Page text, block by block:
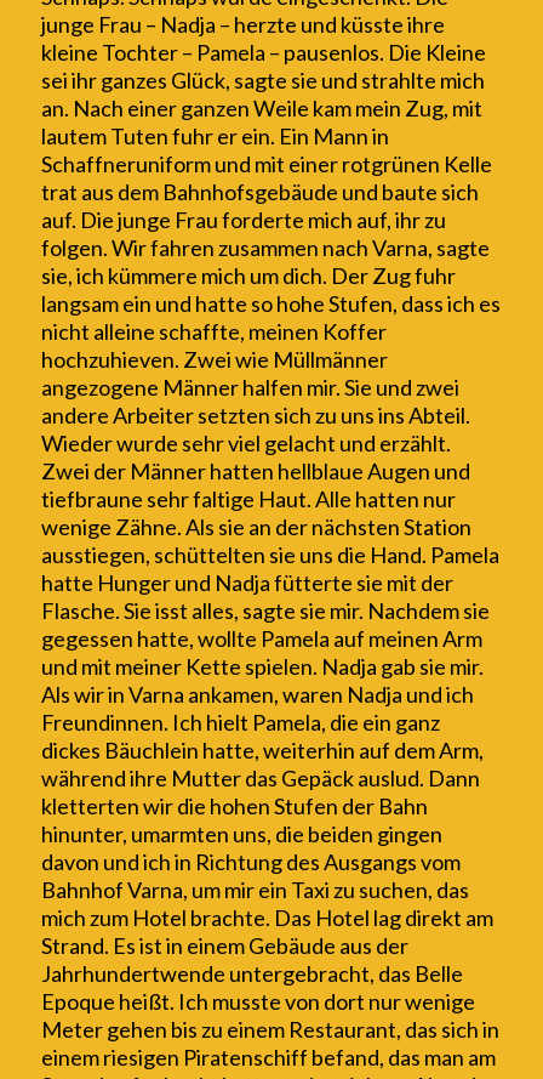
junge Frau – Nadja – herzte und küsste ihre
kleine Tochter – Pamela – pausenlos. Die Kleine
sei ihr ganzes Glück, sagte sie und strahlte mich
an. Nach einer ganzen Weile kam mein Zug, mit
lautem Tutenfuhr er ein. Ein Mann in
Schaffneruniform und mit einer rotgrünen Kelle
trat aus dem Bahnhofsgebäude und baute sich
auf. Die junge Frau forderte mich auf, ihr zu
folgen. Wir fahren zusammen nach Varna, sagte
sie, ich kümmere mich um dich. Der Zug fuhr
langsam ein und hatte so hohe Stufen, dass ich es
nicht alleine schaffte, meinen Koffer
hochzuhieven. Zwei wie Müllmänner
angezogene Männer halfen mir. Sie und zwei
andere Arbeiter setzten sich zu uns ins Abteil.
Wieder wurde sehr viel gelacht und erzählt.
Zwei der Männer hatten hellblaue Augen und
tiefbraune sehr faltige Haut. Alle hatten nur
wenige Zähne. Als sie an der nächsten Station
ausstiegen, schüttelten sie uns die Hand. Pamela
hatte Hunger und Nadja fütterte sie mit der
Flasche. Sie isst alles, sagte sie mir. Nachdem sie
gegessen hatte, wollte Pamela auf meinen Arm
und mit meiner Kette spielen. Nadja gab sie mir.
Alswirin Varna ankamen, waren Nadja und ich
Freundinnen. Ich hielt Pamela, die ein ganz
dickes Bäuchlein hatte,weiterhin auf dem Arm,
währendihre Mutterdas Gepäck auslud. Dann
kletterten wir die hohen Stufen der Bahn
hinunter, umarmten uns, die beiden gingen
davon und ich in Richtung des Ausgangs vom
Bahnhof Varna, um mir ein Taxi zu suchen, das
mich zum Hotel brachte. Das Hotel lag direkt am
Strand. Es ist in einem Gebäude aus der
Jahrhundertwende untergebracht, das Belle
Epoque heißt. Ich musste von dort nur wenige
Meter gehen bis zu einem Restaurant, das sich in
einem riesigen Piratenschiff befand, das man am